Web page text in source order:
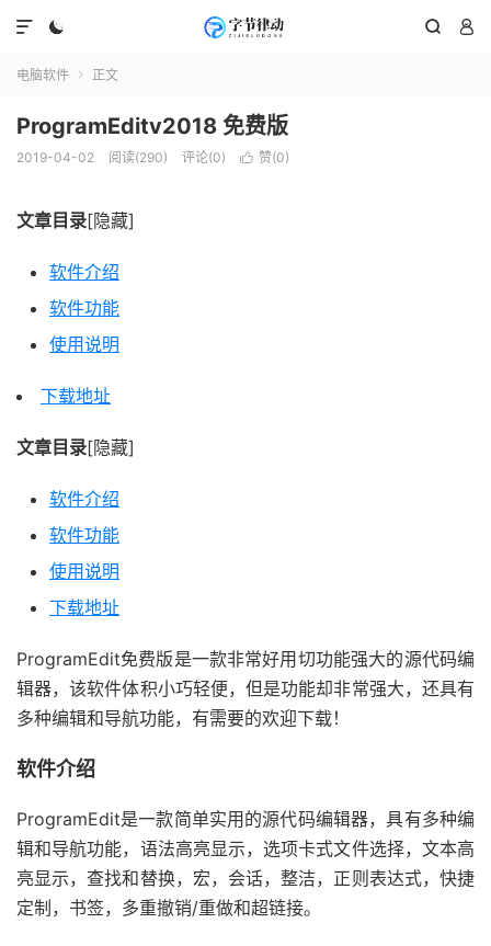
  

电脑软件  正文
​ProgramEditv2018 免费版
2019-04-02 阅读(290) 评论(0)  赞(0)
文章目录[隐藏]
软件介绍
软件功能
使用说明
下载地址
文章目录[隐藏]
软件介绍
软件功能
使用说明
下载地址
ProgramEdit免费版是一款非常好用切功能强大的源代码编
辑器，该软件体积小巧轻便，但是功能却非常强大，还具有
多种编辑和导航功能，有需要的欢迎下载！
软件介绍
ProgramEdit是一款简单实用的源代码编辑器，具有多种编
辑和导航功能，语法高亮显示，选项卡式文件选择，文本高
亮显示，查找和替换，宏，会话，整洁，正则表达式，快捷
定制，书签，多重撤销/重做和超链接。